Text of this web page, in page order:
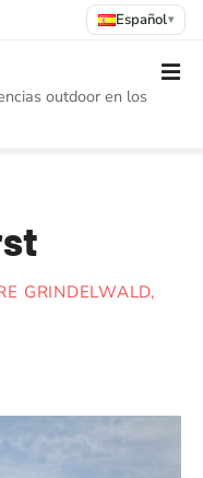
Español▾
outdoor en los
GRINDELWALD,